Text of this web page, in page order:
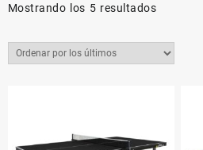
Mostrando los 5 resultadosOrdenado
los